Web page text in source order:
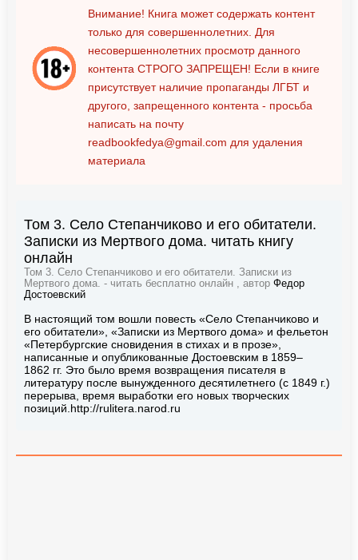
Внимание! Книга может содержать контент
только для совершеннолетних. Для
несовершеннолетних просмотр данного
контента СТРОГО ЗАПРЕЩЕН! Если в книге
присутствует наличие пропаганды ЛГБТ и
другого, запрещенного контента - просьба
написать на почту
readbookfedya@gmail.com для удаления
материала
Том 3. Село Степанчиково и его обитатели.
Записки из Мертвого дома. читать книгу
онлайн
Том 3. Село Степанчиково и его обитатели. Записки из
Мертвого дома. - читать бесплатно онлайн , автор Федор
Достоевский
В настоящий том вошли повесть «Село Степанчиково и
его обитатели», «Записки из Мертвого дома» и фельетон
«Петербургские сновидения в стихах и в прозе»,
написанные и опубликованные Достоевским в 1859–
1862 гг. Это было время возвращения писателя в
литературу после вынужденного десятилетнего (с 1849 г.)
перерыва, время выработки его новых творческих
позиций.http://rulitera.narod.ru